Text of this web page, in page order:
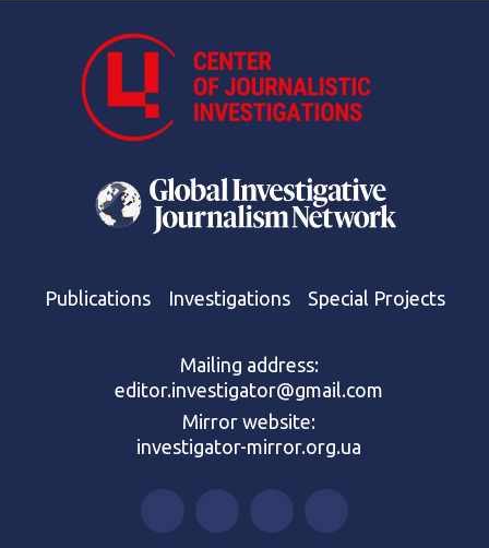
Publications Investigations Special Projects
Mailing address:
editor.investigator@gmail.com
Mirror website:
investigator-mirror.org.ua